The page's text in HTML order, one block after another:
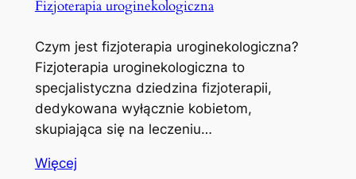
Fizjoterapia uroginekologiczna
Czym jest fizjoterapia uroginekologiczna?
Fizjoterapia uroginekologiczna to
specjalistyczna dziedzina fizjoterapii,
dedykowana wyłącznie kobietom,
skupiająca się na leczeniu…
Więcej